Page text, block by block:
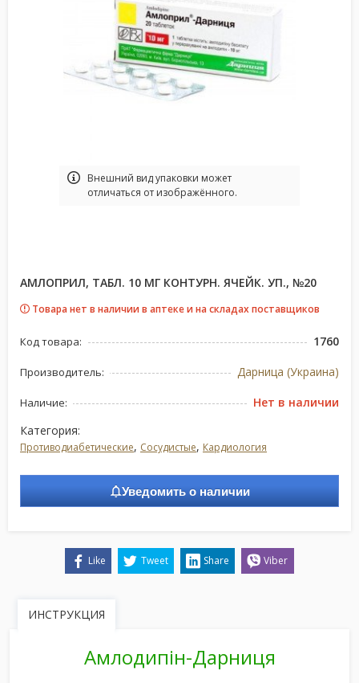
Bнешний вид упаковки может
отличаться от изображённого.
АМЛОПРИЛ, ТАБЛ. 10 МГ КОНТУРН. ЯЧЕЙК. УП., №20
Товара нет в наличии в аптеке и на складах поставщиков
Код товара: 1760
Производитель: Дарница (Украина)
Наличие:
Нет в наличии
Категория:
Противодиабетические, Сосудистые, Кардиология
Уведомить о наличии
Like Tweet Share Viber
ИНСТРУКЦИЯ
Амлодипін-Дарниця